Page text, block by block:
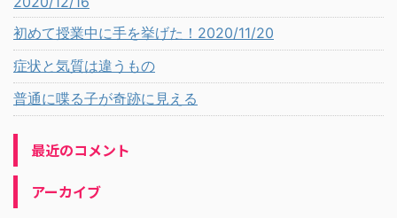
初めて授業中に手を挙げた！2020/11/20
症状と気質は違うもの
普通に喋る子が奇跡に見える
最近のコメント
アーカイブ